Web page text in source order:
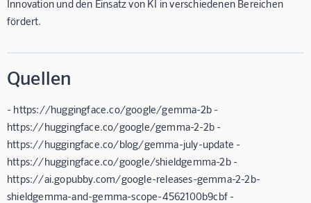
Innovation und den Einsatz von KI in verschiedenen Bereichen
fördert.
Quellen
- https://huggingface.co/google/gemma-2b -
https://huggingface.co/google/gemma-2-2b -
https://huggingface.co/blog/gemma-july-update -
https://huggingface.co/google/shieldgemma-2b -
https://ai.gopubby.com/google-releases-gemma-2-2b-
shieldgemma-and-gemma-scope-4562100b9cbf -